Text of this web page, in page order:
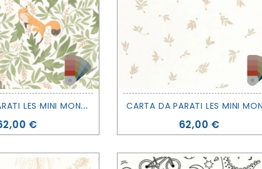
C
ARTA DA PARATI LES MINI MONDES - BALADE EN FORET - CASELIO
€ Prezzo
62,00 €